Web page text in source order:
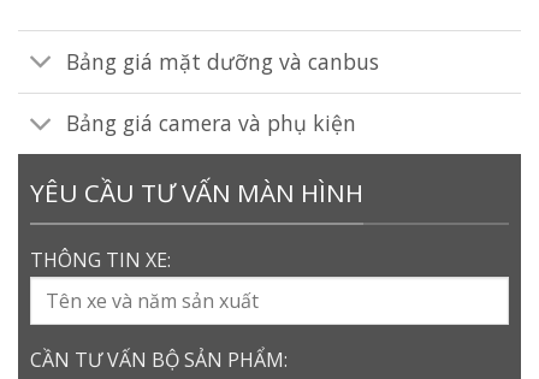
Bảng giá mặt dưỡng và canbus
Bảng giá camera và phụ kiện
YÊU CẦU TƯ VẤN MÀN HÌNH
THÔNG TIN XE:
CẦN TƯ VẤN BỘ SẢN PHẨM: